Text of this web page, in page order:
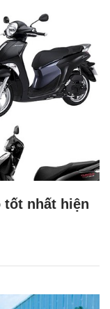
tốt nhất hiện